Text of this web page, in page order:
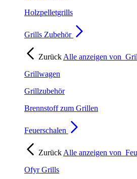
Holzpelletgrills
Grills Zubehör
Zurück Alle anzeigen von
Grillwagen
Grillzubehör
Brennstoff zum Grillen
Feuerschalen
Zurück Alle anzeigen von
Ofyr Grills